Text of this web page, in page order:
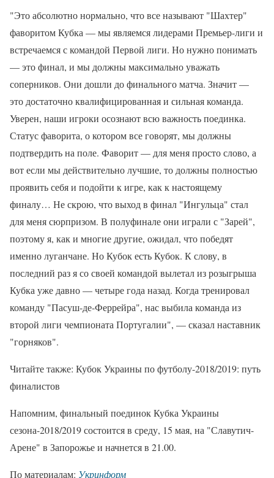
"Это абсолютно нормально, что все называют "Шахтер"
фаворитом Кубка — мы являемся лидерами Премьер-лиги и
встречаемся с командой Первой лиги. Но нужно понимать
— это финал, и мы должны максимально уважать
соперников. Они дошли до финального матча. Значит —
это достаточно квалифицированная и сильная команда.
Уверен, наши игроки осознают всю важность поединка.
Статус фаворита, о котором все говорят, мы должны
подтвердить на поле. Фаворит — для меня просто слово, а
вот если мы действительно лучшие, то должны полностью
проявить себя и подойти к игре, как к настоящему
финалу… Не скрою, что выход в финал "Ингульца" стал
для меня сюрпризом. В полуфинале они играли с "Зарей",
поэтому я, как и многие другие, ожидал, что победят
именно луганчане. Но Кубок есть Кубок. К слову, в
последний раз я со своей командой вылетал из розыгрыша
Кубка уже давно — четыре года назад. Когда тренировал
команду "Пасуш-де-Феррейра", нас выбила команда из
второй лиги чемпионата Португалии", — сказал наставник
"горняков".
Читайте также: Кубок Украины по футболу-2018/2019: путь
финалистов
Напомним, финальный поединок Кубка Украины
сезона-2018/2019 состоится в среду, 15 мая, на "Славутич-
Арене" в Запорожье и начнется в 21.00.
По материалам: Укринформ